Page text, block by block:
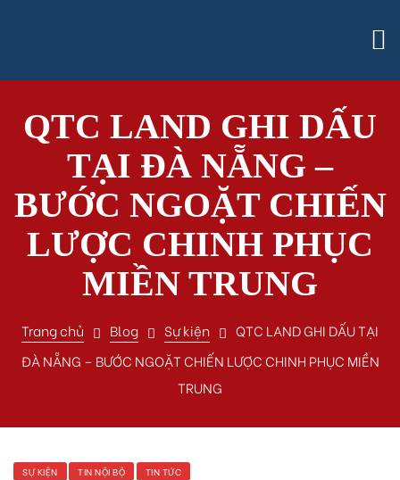
QTC LAND GHI DẤU
TẠI ĐÀ NẴNG –
BƯỚC NGOẶT CHIẾN
LƯỢC CHINH PHỤC
MIỀN TRUNG
Trang chủ Blog Sự kiện
QTC LAND GHI DẤU TẠI
ĐÀ NẴNG – BƯỚC NGOẶT CHIẾN LƯỢC CHINH PHỤC MIỀN
TRUNG
SỰ KIỆN TIN NỘI BỘ TIN TỨC